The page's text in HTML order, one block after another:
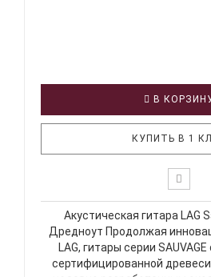
В
КУПИТЬ В 1
Акустическая гитара LAG
Дредноут Продолжая
LAG, гитары серии
сертифицированной